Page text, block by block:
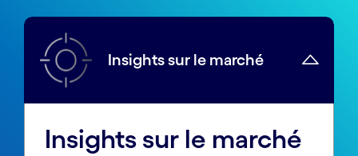
Insights sur le marché
Insights sur le marché